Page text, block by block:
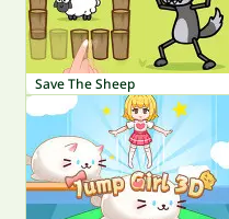
Save The Sheep